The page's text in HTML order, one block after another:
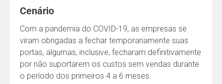
Cenário
Com a pandemia do COVID-19, as empresas se
viram obrigadas a fechar temporariamente suas
portas, algumas, inclusive, fecharam definitivamente
por não suportarem os custos sem vendas durante
o período dos primeiros 4 a 6 meses.